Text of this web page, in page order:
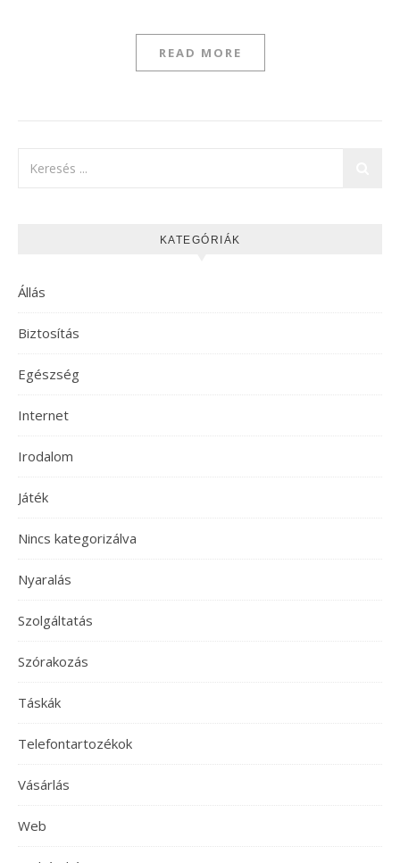
READ MORE
KATEGÓRIÁK
Állás
Biztosítás
Egészség
Internet
Irodalom
Játék
Nincs kategorizálva
Nyaralás
Szolgáltatás
Szórakozás
Táskák
Telefontartozékok
Vásárlás
Web